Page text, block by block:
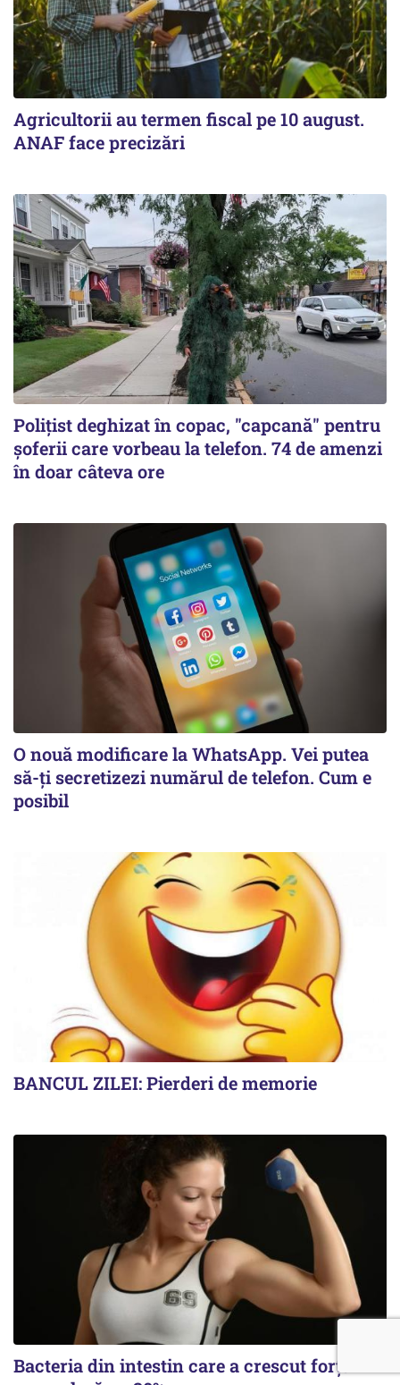
Agricultorii au termen fiscal pe 10 august.
ANAF face precizări
Polițist deghizat în copac, "capcană" pentru
șoferii care vorbeau la telefon. 74 de amenzi
în doar câteva ore
O nouă modificare la WhatsApp. Vei putea
să-ți secretizezi numărul de telefon. Cum e
posibil
BANCUL ZILEI: Pierderi de memorie
Bacteria din intestin care a crescut forța